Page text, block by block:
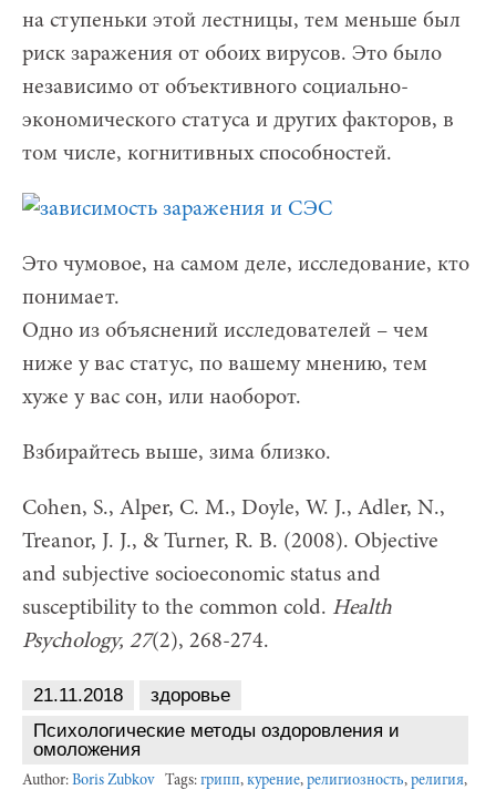
на ступеньки этой лестницы, тем меньше был
риск заражения от обоих вирусов. Это было
независимо от объективного социально-
экономического статуса и других факторов, в
том числе, когнитивных способностей.
Это чумовое, на самом деле, исследование, кто
понимает.
Одно из объяснений исследователей – чем
ниже у вас статус, по вашему мнению, тем
хуже у вас сон, или наоборот.
Взбирайтесь выше, зима близко.
Cohen, S., Alper, C. M., Doyle, W. J., Adler, N.,
Treanor, J. J., & Turner, R. B. (2008). Objective
and subjective socioeconomic status and
susceptibility to the common cold. Health
Psychology, 27(2), 268-274.
21.11.2018
здоровье
Психологические методы оздоровления и
омоложения
Author: Boris Zubkov Tags: грипп, курение, религиозность, религия,